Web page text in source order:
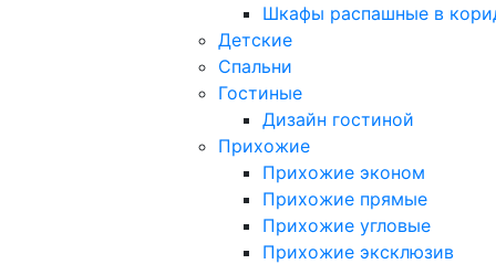
Шкафы распашные в
Детские
Спальни
Гостиные
Дизайн гостиной
Прихожие
Прихожие эконом
Прихожие прямые
Прихожие угловые
Прихожие эксклюзив